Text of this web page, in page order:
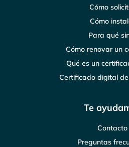
Cómo
Cómo
Para qué
Cómo renovar un
Qué es un
Certificado digital
Te
Contacto
Preguntas